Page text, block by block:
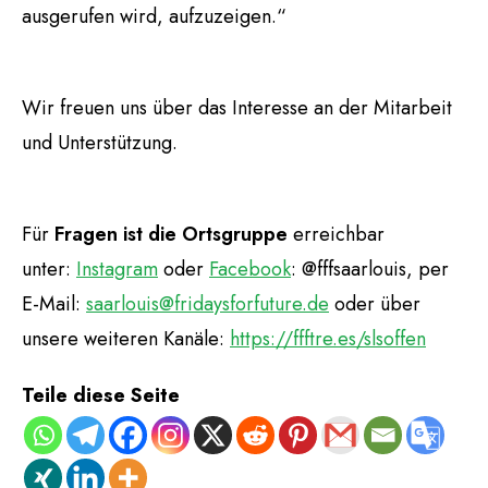
ausgerufen wird, aufzuzeigen.“
Wir freuen uns über das Interesse an der Mitarbeit
und Unterstützung.
Für Fragen ist die Ortsgruppe erreichbar
unter: Instagramoder Facebook: @fffsaarlouis, per
E-Mail: saarlouis@fridaysforfuture.de oder über
unsere weiteren Kanäle: https://ffftre.es/slsoffen
Teile diese Seite